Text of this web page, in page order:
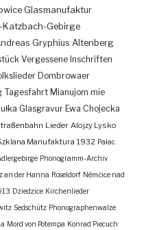
Glasmanufaktur
Katzbach-Gebirge
Gryphius Altenberg
Vergessene Inschriften
Dombrowaer
Tagesfahrt Mianujom mie
Glasgravur Ewa Chojecka
Lieder Alojzy Lysko
Manufaktura 1932 Pałac
Phonogramm-Archiv
an der Hanna Roseldorf Némčice nad
Dziedzice Kirchenlieder
Sedschütz Phonographenwalze
Mord von Potempa Konrad Piecuch